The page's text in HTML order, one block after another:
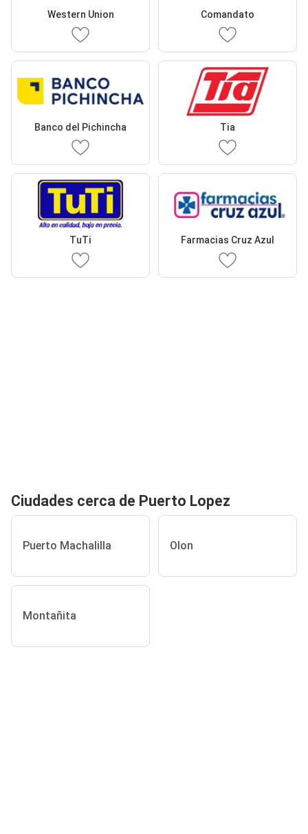
Western Union Comandato
Banco del Pichincha Tia
TuTi Farmacias Cruz Azul
Ciudades cerca de Puerto Lopez
Puerto Machalilla Olon
Montañita